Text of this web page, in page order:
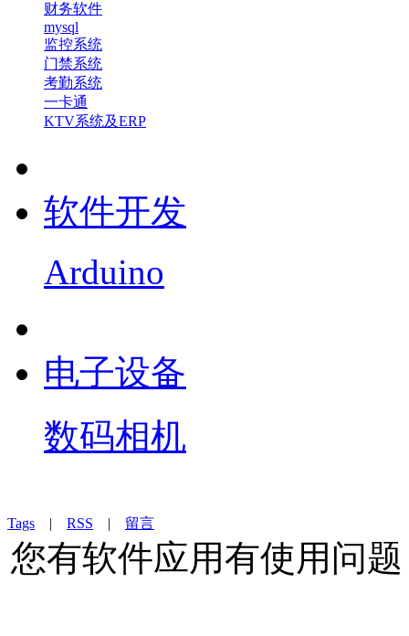
财务软件
mysql
监控系统
门禁系统
考勤系统
一卡通
KTV系统及ERP
软件开发
Arduino
电子设备
数码相机
Tags | RSS | 留言
您有软件应用有使用问